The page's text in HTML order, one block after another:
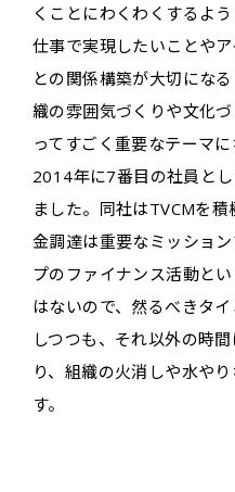
くことにわくわくするよ
仕事で実現したいことや
との関係構築が大切にな
織の雰囲気づくりや文化
ってすごく重要なテーマ
2014年に7番目の社員と
ました。同社はTVCMを
金調達は重要なミッショ
プのファイナンス活動と
はないので、然るべきタ
しつつも、それ以外の時
り、組織の火消しや水や
す。